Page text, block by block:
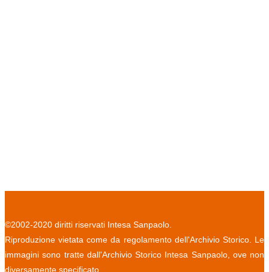
©2002-2020 diritti riservati Intesa Sanpaolo.
Riproduzione vietata come da regolamento dell'Archivio Storico. Le
immagini sono tratte dall'Archivio Storico Intesa Sanpaolo, ove non
diversamente specificato